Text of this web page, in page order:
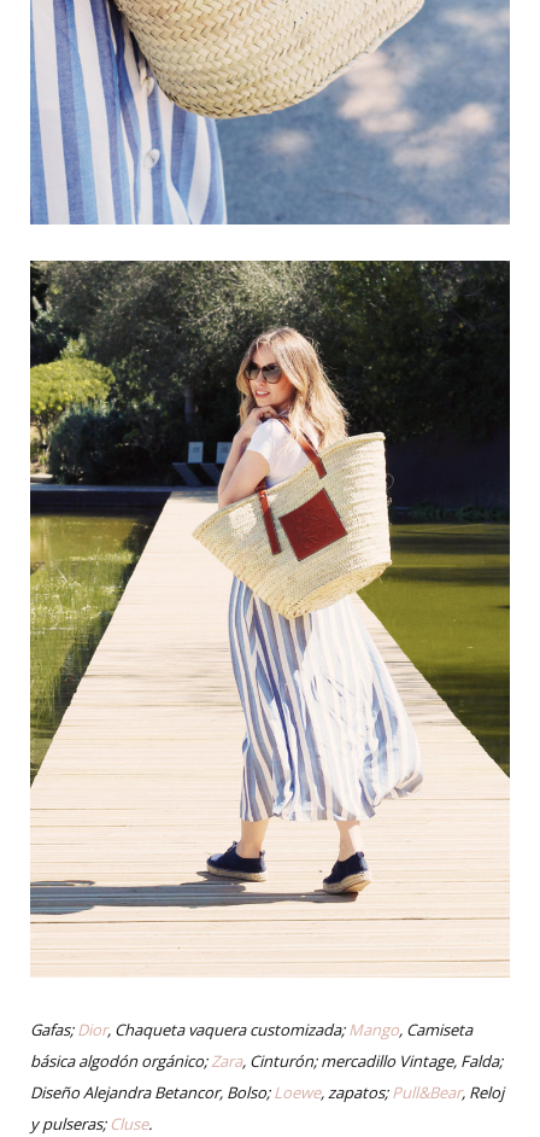
Gafas;Dior, Chaqueta vaquera customizada;Mango, Camiseta
básica algodón orgánico;Zara, Cinturón; mercadillo Vintage, Falda;
Diseño Alejandra Betancor, Bolso;Loewe, zapatos;Pull&Bear, Reloj
y pulseras; Cluse.